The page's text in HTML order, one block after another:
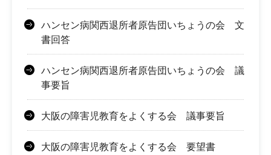
ハンセン病関西退所者原告団いちょうの会 文
書回答
ハンセン病関西退所者原告団いちょうの会 議
事要旨
大阪の障害児教育をよくする会 議事要旨
大阪の障害児教育をよくする会 要望書